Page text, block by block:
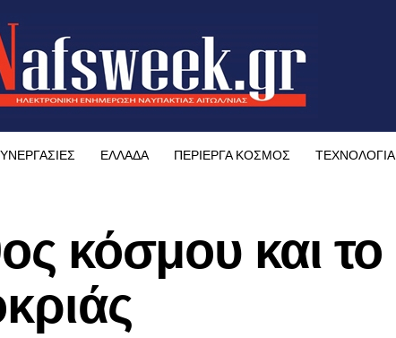
ΕΛΛΑΔΑ ΠΕΡΙΕΡΓΑ ΚΟΣΜΟΣ ΤΕΧΝΟΛΟΓΙΑ
κόσμου και το